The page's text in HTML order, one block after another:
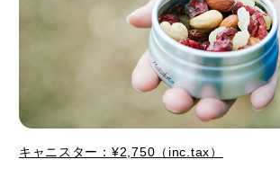
キャニスター：¥2,750（inc.tax）